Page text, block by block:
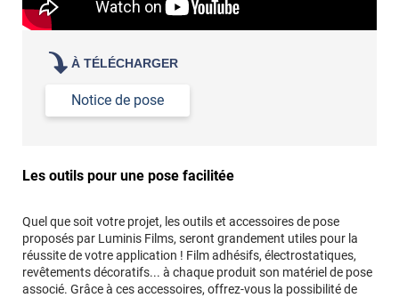
À TÉLÉCHARGER
Notice de pose
Les outils pour une pose facilitée
Quel que soit votre projet, les outils et accessoires de pose
proposés par Luminis Films, seront grandement utiles pour la
réussite de votre application ! Film adhésifs, électrostatiques,
revêtements décoratifs... à chaque produit son matériel de pose
associé. Grâce à ces accessoires, offrez-vous la possibilité de